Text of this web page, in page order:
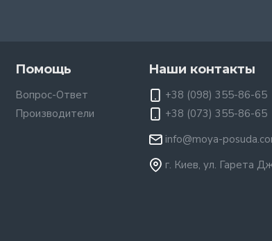
Помощь
Вопрос-Ответ
Производители
Наши контакты
+38 (098) 355-86-65
+38 (073) 355-86-65
info@moya-
г. Киев, ул. Гарета